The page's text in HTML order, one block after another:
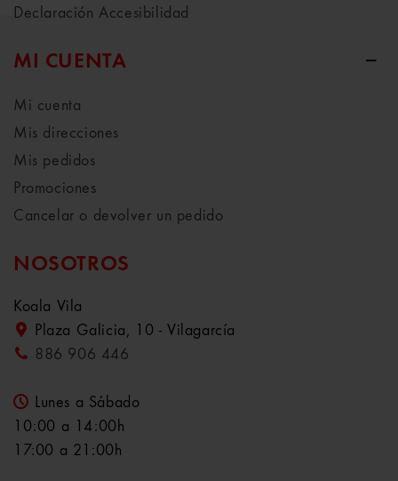
Declaración Accesibilidad
MI CUENTA
Mi cuenta
Mis direcciones
Mis pedidos
Promociones
Cancelar o devolver un pedido
NOSOTROS
Koala Vila
Plaza Galicia, 10 - Vilagarcía
886 906 446
Lunes a Sábado
10:00 a 14:00h
17:00 a 21:00h